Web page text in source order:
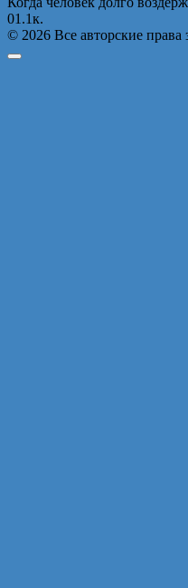
01.1к.
© 2026 Все авторские